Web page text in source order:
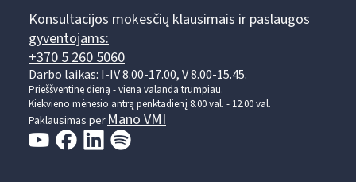
Konsultacijos mokesčių klausimais ir paslaugos
gyventojams:
+370 5 260 5060
Darbo laikas: I-IV 8.00-17.00, V 8.00-15.45.
Prieššventinę dieną - viena valanda trumpiau.
Kiekvieno mėnesio antrą penktadienį 8.00 val. - 12.00 val.
Paklausimas per Mano VMI